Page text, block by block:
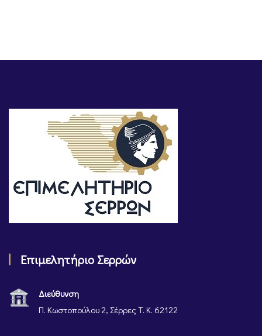
Επιμελητήριο Σερρών
Διεύθυνση
Π. Κωστοπούλου 2, Σέρρες Τ. Κ. 62122